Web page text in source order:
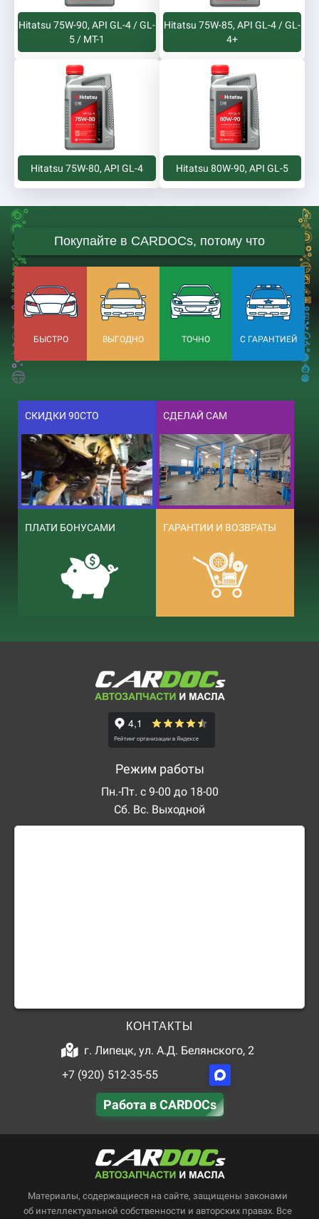
Hitatsu 75W-90, API GL-4 / GL-
5 / MT-1
Hitatsu 75W-85, API GL-4 / GL-
4+
Hitatsu 75W-80, API GL-4 Hitatsu 80W-90, API GL-5
Покупайте в CARDOCs, потому что
БЫСТРО ВЫГОДНО ТОЧНО С ГАРАНТИЕЙ
СКИДКИ 90СТО СДЕЛАЙ САМ
ПЛАТИ БОНУСАМИ ГАРАНТИИ И ВОЗВРАТЫ
Режим работы
Пн.-Пт. с 9-00 до 18-00
Сб. Вс. Выходной
КОНТАКТЫ
г. Липецк, ул. А.Д. Белянского, 2
+7 (920) 512-35-55
Работа в CARDOCs
Материалы, содержащиеся на сайте, защищены законами
об интеллектуальной собственности и авторских правах. Все